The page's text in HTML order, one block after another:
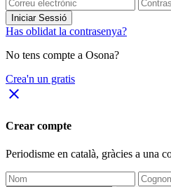
Iniciar Sessió
Has oblidat la contrasenya?
No tens compte a Osona?
Crea'n un gratis
close
Crear compte
Periodisme en català, gràcies a una